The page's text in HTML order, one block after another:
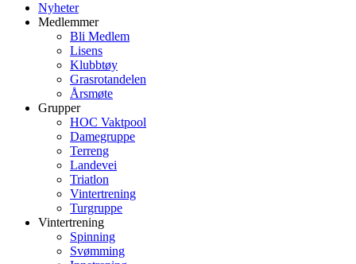
Nyheter
Medlemmer
Bli Medlem
Lisens
Klubbtøy
Grasrotandelen
Årsmøte
Grupper
HOC Vaktpool
Damegruppe
Terreng
Landevei
Triatlon
Vintertrening
Turgruppe
Vintertrening
Spinning
Svømming